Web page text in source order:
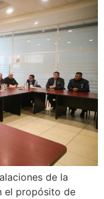
de la
el propósito de